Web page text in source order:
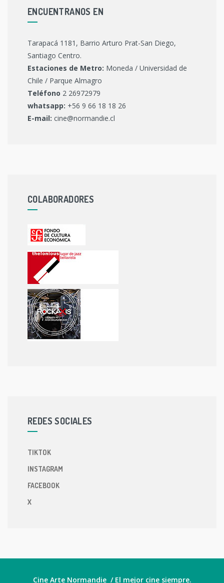
ENCUENTRANOS EN
Tarapacá 1181, Barrio Arturo Prat-San Diego,
Santiago Centro.
Estaciones de Metro: Moneda / Universidad de
Chile / Parque Almagro
Teléfono 2 26972979
whatsapp: +56 9 66 18 18 26
E-mail: cine@normandie.cl
COLABORADORES
REDES SOCIALES
TIKTOK
INSTAGRAM
FACEBOOK
X
Cine Arte Normandie / El mejor cine siempre.